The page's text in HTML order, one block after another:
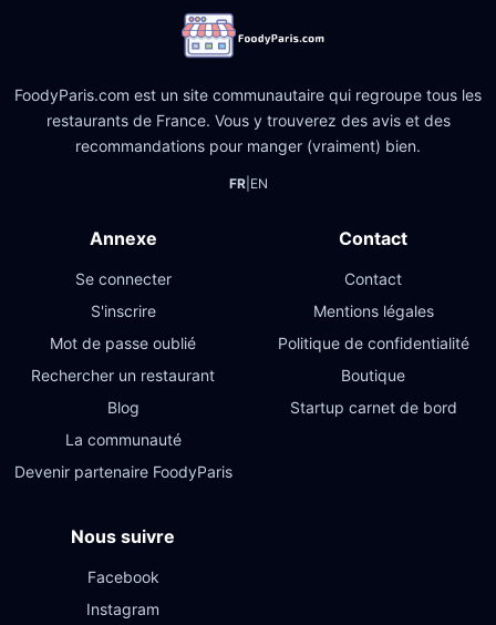
FoodyParis.com est un site communautaire qui regroupe tous les
restaurants de France. Vous y trouverez des avis et des
recommandations pour manger (vraiment) bien.
FR| EN
Annexe
Se connecter
S'inscrire
Mot de passe oublié
Rechercher un restaurant
Blog
La communauté
Devenir partenaire FoodyParis
Contact
Contact
Mentions légales
Politique de confidentialité
Boutique
Startup carnet de bord
Nous suivre
Facebook
Instagram